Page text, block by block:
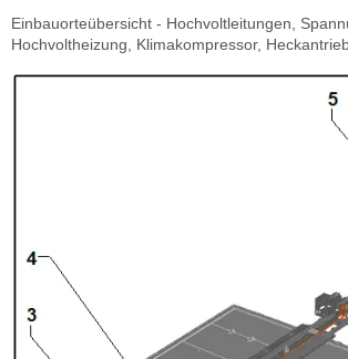
Einbauorteübersicht - Hochvoltleitungen,
Hochvoltheizung, Klimakompressor,